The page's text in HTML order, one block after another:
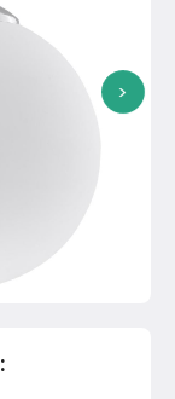
>
: